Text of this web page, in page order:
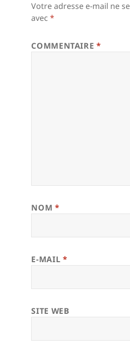
Votre adresse e-mail ne
avec*
COMMENTAIRE*
NOM *
E-MAIL *
SITE WEB